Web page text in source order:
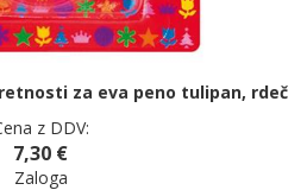
za eva peno tulipan, rdeč
z DDV:
7,30 €
Zaloga